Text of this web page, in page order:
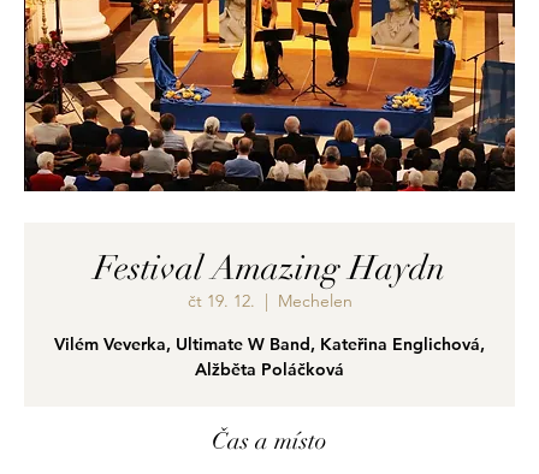
Festival Amazing Haydn
čt 19. 12.
  |
Mechelen
Vilém Veverka, Ultimate W Band, Kateřina Englichová,
Alžběta Poláčková
Čas a místo